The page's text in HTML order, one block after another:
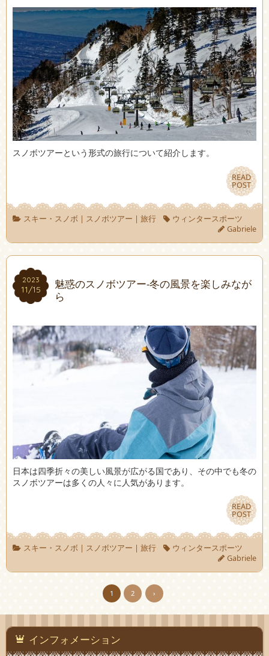
スノボツアーという形式の旅行について紹介します。
READ
POST
READ
POST
スキー・スノボ | スノボツアー | 旅行
ウィンタースポーツ
Gabriele
2023
11/15
2023
11/15
魅惑のスノボツアー-冬の風景を楽しみなが
ら
日本は四季折々の美しい風景が広がる国であり、その中でも冬の
スノボツアーは多くの人々に人気があります。
READ
POST
READ
POST
スキー・スノボ | スノボツアー | 旅行
ウィンタースポーツ
Gabriele
1 2 ›
インフォメーション